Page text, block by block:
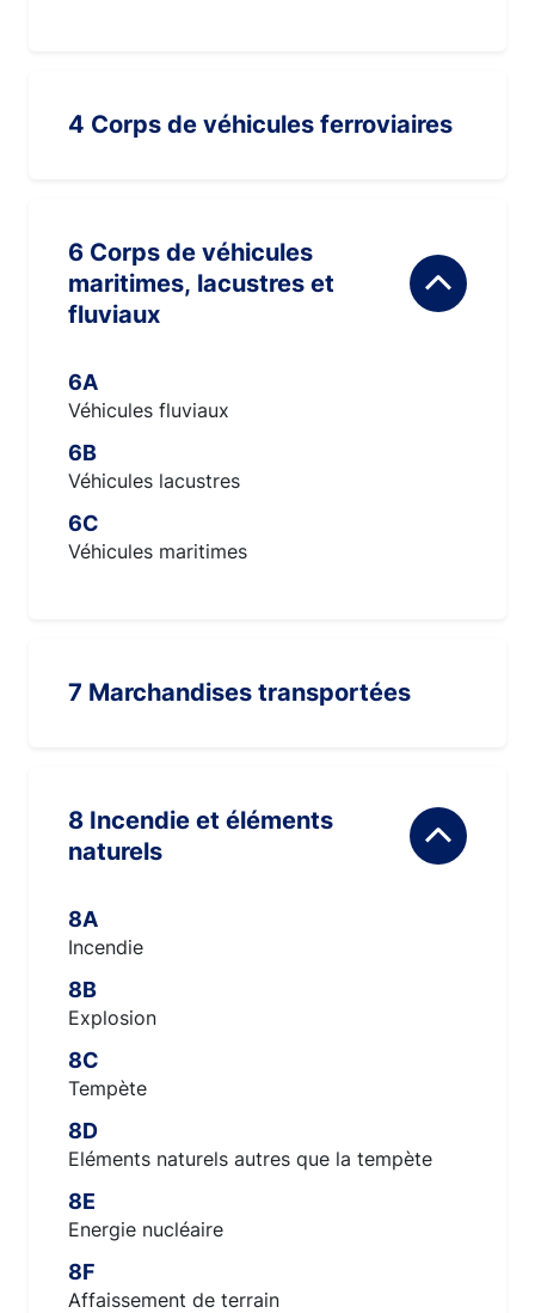
4 Corps de véhicules ferroviaires
6 Corps de véhicules
maritimes, lacustres et
fluviaux
6A
Véhicules fluviaux
6B
Véhicules lacustres
6C
Véhicules maritimes
7 Marchandises transportées
8 Incendie et éléments
naturels
8A
Incendie
8B
Explosion
8C
Tempète
8D
Eléments naturels autres que la tempète
8E
Energie nucléaire
8F
Affaissement de terrain